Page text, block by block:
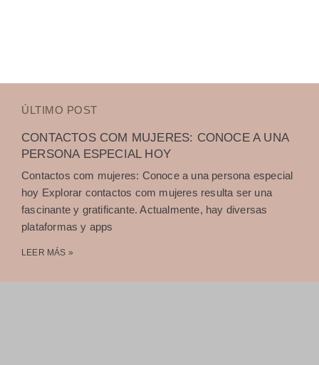
ÚLTIMO POST
CONTACTOS COM MUJERES: CONOCE A UNA
PERSONA ESPECIAL HOY
Contactos com mujeres: Conoce a una persona especial
hoy Explorar contactos com mujeres resulta ser una
fascinante y gratificante. Actualmente, hay diversas
plataformas y apps
LEER MÁS »